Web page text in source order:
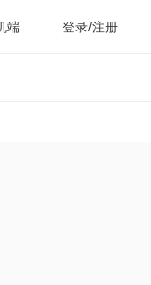
端 登录/注册